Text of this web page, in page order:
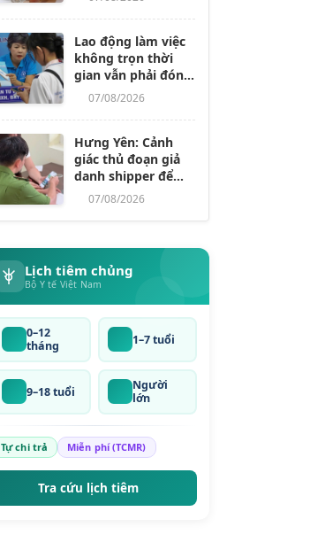
Lao động làm việc
không trọn thời
gian vẫn phải đóng
BHXH, dù nghỉ
ngày trở lên
07/08/2026
Hưng Yên: Cảnh
giác thủ đoạn giả
danh shipper để
lừa đảo, chiếm
07/08/2026
Lịch tiêm chủng
Bộ Y tế Việt Nam
0–12
tháng
1–7 tuổi
9–18 tuổi
Người
lớn
Tự chi trả Miễn phí (TCMR)
Tra cứu lịch tiêm